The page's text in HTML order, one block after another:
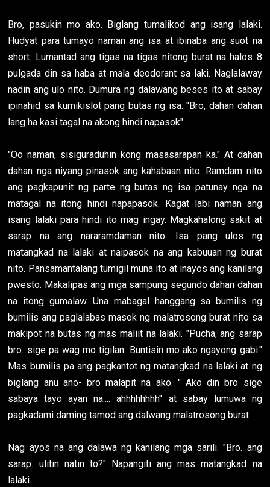
Bro, pasukin mo ako. Biglang tumalikod ang isang lalaki.
Hudyat para tumayo naman ang isa at ibinaba ang suot na
short. Lumantad ang tigas na tigas nitong burat na halos 8
pulgada din sa haba at mala deodorant sa laki. Naglalaway
nadin ang ulo nito. Dumura ng dalawang beses ito at sabay
ipinahid sa kumikislot pang butas ng isa. "Bro, dahan dahan
lang ha kasi tagal na akong hindi napasok"
"Oo naman, sisiguraduhin kong masasarapan ka." At dahan
dahan nga niyang pinasok ang kahabaan nito. Ramdam nito
ang pagkapunit ng parte ng butas ng isa patunay nga na
matagal na itong hindi napapasok. Kagat labi naman ang
isang lalaki para hindi ito mag ingay. Magkahalong sakit at
sarap na ang nararamdaman nito. Isa pang ulos ng
matangkad na lalaki at naipasok na ang kabuuan ng burat
nito. Pansamantalang tumigil muna ito at inayos ang kanilang
pwesto. Makalipas ang mga sampung segundo dahan dahan
na itong gumalaw. Una mabagal hanggang sa bumilis ng
bumilis ang paglalabas masok ng malatrosong burat nito sa
makipot na butas ng mas maliit na lalaki. "Pucha, ang sarap
bro. sige pa wag mo tigilan. Buntisin mo ako ngayong gabi."
Mas bumilis pa ang pagkantot ng matangkad na lalaki at ng
biglang anu ano- bro malapit na ako. " Ako din bro sige
sabaya tayo ayan na.... ahhhhhhhh" at sabay lumuwa ng
pagkadami daming tamod ang dalwang malatrosong burat.
Nag ayos na ang dalawa ng kanilang mga sarili. "Bro. ang
sarap. ulitin natin to?" Napangiti ang mas matangkad na
lalaki.